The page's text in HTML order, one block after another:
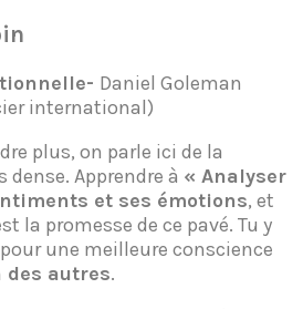
Daniel Goleman
international)
plus, on parle ici de la
Apprendre à « Analyser
et ses émotions, et
la promesse de ce pavé. Tu y
une meilleure conscience
des autres.